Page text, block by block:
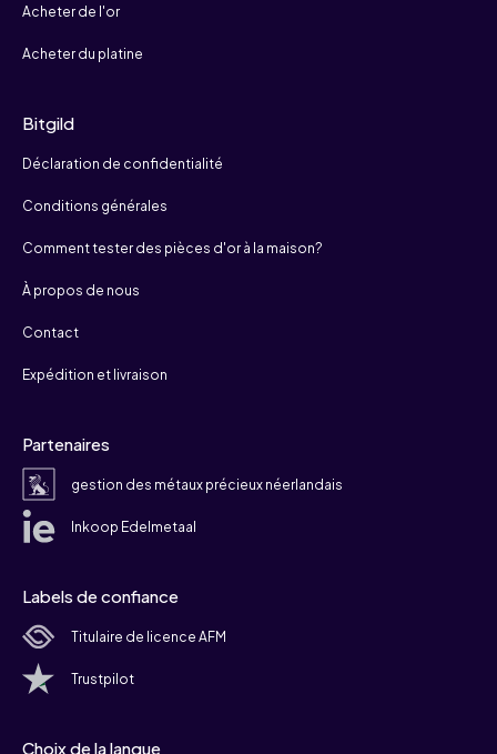
Acheter de l'or
Acheter du platine
Bitgild
Déclaration de confidentialité
Conditions générales
Comment tester des pièces d'or à la maison?
À propos de nous
Contact
Expédition et livraison
Partenaires
gestion des métaux précieux néerlandais
Inkoop Edelmetaal
Labels de confiance
Titulaire de licence AFM
Trustpilot
Choix de la langue